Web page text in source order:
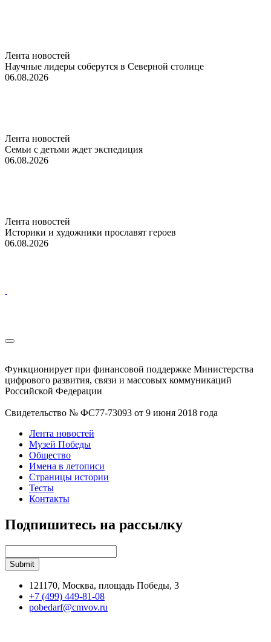
Лента новостей
Научные лидеры соберутся в Северной столице
06.08.2026
Лента новостей
Семьи с детьми ждет экспедиция
06.08.2026
Лента новостей
Историки и художники прославят героев
06.08.2026
Функционирует при финансовой поддержке Министерства
цифрового развития, связи и массовых коммуникаций
Российской Федерации
Свидетельство № ФС77-73093 от 9 июня 2018 года
Лента новостей
Музей Победы
Общество
Имена в летописи
Страницы истории
Тесты
Контакты
Подпишитесь на рассылку
121170, Москва, площадь Победы, 3
+7 (499) 449-81-08
pobedarf@cmvov.ru